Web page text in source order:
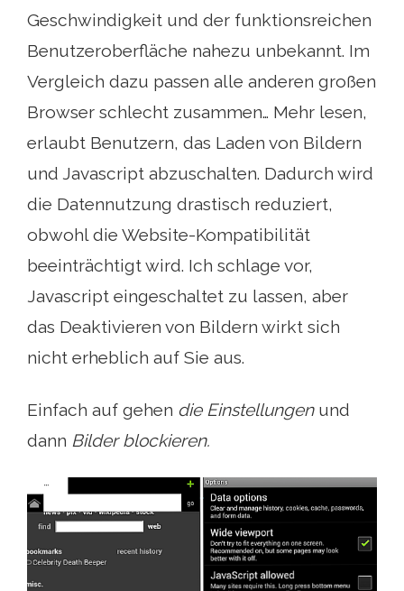
Geschwindigkeit und der funktionsreichen
Benutzeroberfläche nahezu unbekannt. Im
Vergleich dazu passen alle anderen großen
Browser schlecht zusammen… Mehr lesen,
erlaubt Benutzern, das Laden von Bildern
und Javascript abzuschalten. Dadurch wird
die Datennutzung drastisch reduziert,
obwohl die Website-Kompatibilität
beeinträchtigt wird. Ich schlage vor,
Javascript eingeschaltet zu lassen, aber
das Deaktivieren von Bildern wirkt sich
nicht erheblich auf Sie aus.
Einfach auf gehen die Einstellungenund
dann Bilder blockieren.